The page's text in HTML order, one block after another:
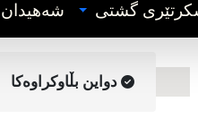
گشتی شه‌هیدان
دواین بڵاوکراوه‌کا